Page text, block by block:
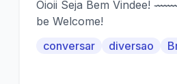
Oioii Seja Bem Vindee! -̷-̷-̷-̷-̷
be Welcome!
conversar
diversao